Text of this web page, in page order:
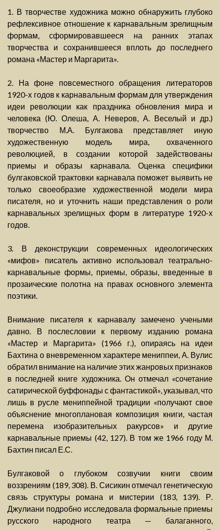
1. В творчестве художника можно обнаружить глубоко
рефлексивное отношение к карнавальным зрелищным
формам, сформировавшееся на ранних этапах
творчества и сохранившееся вплоть до последнего
романа «Мастер и Маргарита».
2. На фоне повсеместного обращения литераторов
1920-х годов к карнавальным формам для утверждения
идеи революции как праздника обновления мира и
человека (Ю. Олеша, А. Неверов, А. Веселый и др.)
творчество М.А. Булгакова представляет иную
художественную модель мира, охваченного
революцией, в создании которой задействованы
приемы и образы карнавала. Оценка специфики
булгаковской трактовки карнавала поможет выявить не
только своеобразие художественной модели мира
писателя, но и уточнить наши представления о роли
карнавальных зрелищных форм в литературе 1920-х
годов.
3. В деконструкции современных идеологических
«мифов» писатель активно использовал театрально-
карнавальные формы, приемы, образы, введенные в
прозаические полотна на правах основного элемента
поэтики.
Внимание писателя к карнавалу замечено учеными
давно. В послесловии к первому изданию романа
«Мастер и Маргарита» (1966 г.), опираясь на идеи
Бахтина о вневременном характере мениппеи, А. Вулис
обратил внимание на наличие этих жанровых признаков
в последней книге художника. Он отмечал «сочетание
сатирической буффонады с фантастикой», указывал, что
лишь в русле мениппейной традиции «получают свое
объяснение многоплановая композиция книги, частая
перемена изобразительных ракурсов» и другие
карнавальные приемы (42, 127). В том же 1966 году М.
Бахтин писал Е.С.
Булгаковой о глубоком созвучии книги своим
воззрениям (189, 308). В. Сисикин отмечал генетическую
связь структуры романа и мистерии (183, 139). Р.
Джулиани подробно исследовала формальные приемы
русского народного театра — балаганного,